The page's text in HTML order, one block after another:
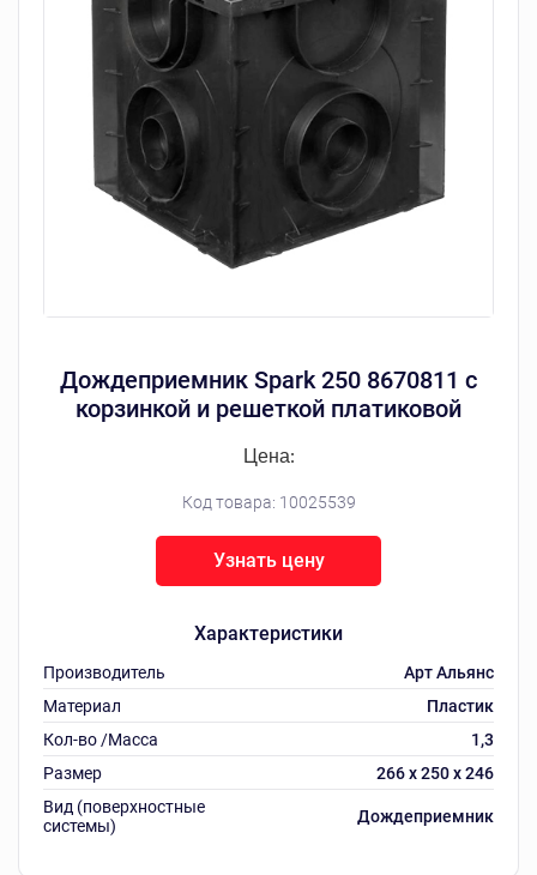
Дождеприемник Spark 250 8670811 с
корзинкой и решеткой платиковой
Код товара: 10025539
Цена:
Характеристики
Производитель
Арт Альянс
Материал
Пластик
Кол-во /Масса
1,3
Размер
266 х 250 х 246
Вид (поверхностные
системы)
Дождеприемник
Узнать цену